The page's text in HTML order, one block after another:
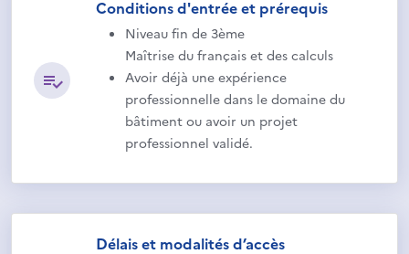
Conditions d'entrée et prérequis
Niveau fin de 3ème
Maîtrise du français et des calculs
Avoir déjà une expérience
professionnelle dans le domaine du
bâtiment ou avoir un projet
professionnel validé.
Délais et modalités d’accès